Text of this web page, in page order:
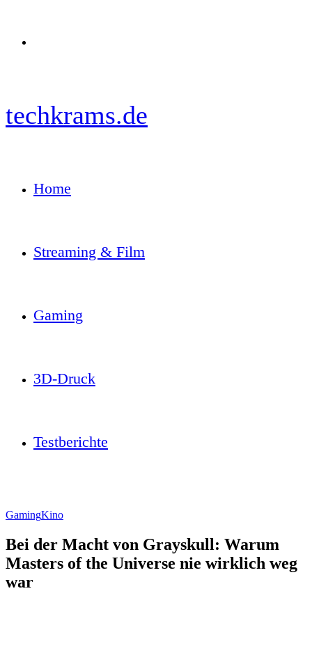
techkrams.de
Home
Streaming & Film
Gaming
3D-Druck
Testberichte
GamingKino
Bei der Macht von Grayskull: Warum
Masters of the Universe nie wirklich weg
war